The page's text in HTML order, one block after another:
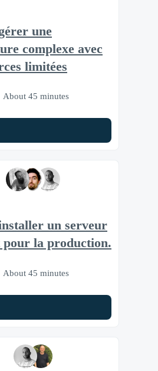
une
complexe avec
limitées
About 45 minutes
un serveur
la production.
About 45 minutes